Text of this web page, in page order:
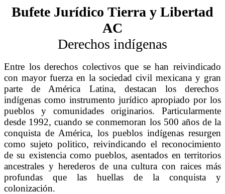
Bufete Jurídico Tierra y Libertad
AC
Derechos indígenas
Entre los derechos colectivos que se han reivindicado
con mayor fuerza en la sociedad civil mexicana y gran
parte de América Latina, destacan los derechos
indígenas como instrumento jurídico apropiado por los
pueblos y comunidades originarios. Particularmente
desde 1992, cuando se conmemoran los 500 años de la
conquista de América, los pueblos indígenas resurgen
como sujeto politico, reivindicando el reconocimiento
de su existencia como pueblos, asentados en territorios
ancestrales y herederos de una cultura con raices más
profundas que las huellas de la conquista y
colonización.